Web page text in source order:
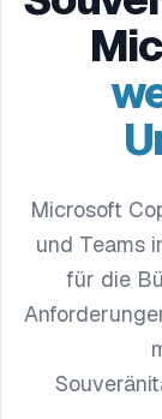
Microsoft
und Teams
für die